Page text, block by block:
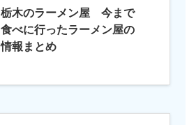
栃木のラーメン屋 今まで
食べに行ったラーメン屋の
情報まとめ